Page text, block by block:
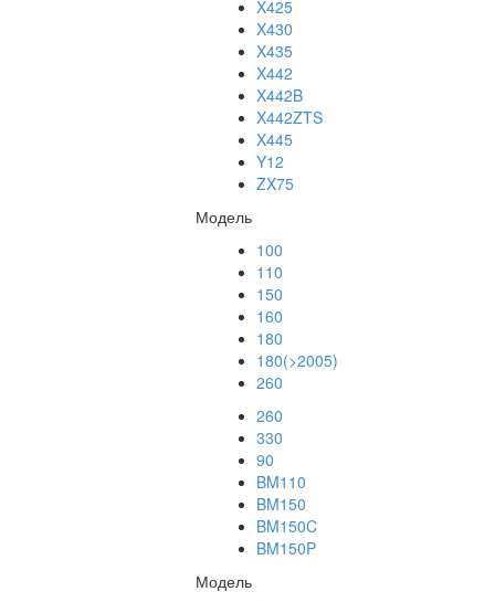
X425
X430
X435
X442
X442B
X442ZTS
X445
Y12
ZX75
Модель
100
110
150
160
180
180(>2005)
260
260
330
90
BM110
BM150
BM150C
BM150P
Модель